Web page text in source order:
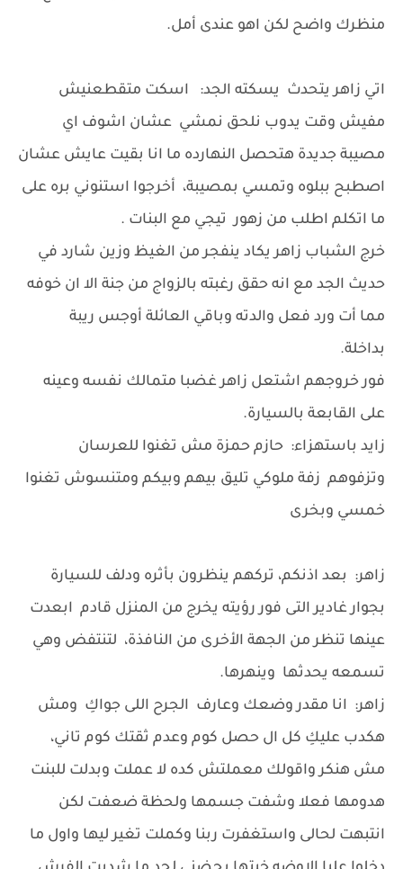
منظرك واضح لكن اهو عندى أمل.
اتي زاهر يتحدث يسكته الجد: اسكت متقطعنيش
مفيش وقت يدوب نلحق نمشي عشان اشوف اي
مصيبة جديدة هتحصل النهارده ما انا بقيت عايش عشان
اصطبح ببلوه وتمسي بمصيبة، أخرجوا استنوني بره على
ما اتكلم اطلب من زهور تيجي مع البنات .
خرج الشباب زاهر يكاد ينفجر من الغيظ وزين شارد في
حديث الجد مع انه حقق رغبته بالزواج من جنة الا ان خوفه
مما أت ورد فعل والدته وباقي العائلة أوجس ريبة
بداخلة.
فور خروجهم اشتعل زاهر غضبا متمالك نفسه وعينه
على القابعة بالسيارة.
زايد باستهزاء: حازم حمزة مش تغنوا للعرسان
وتزفوهم زفة ملوكي تليق بيهم وبيكم ومتنسوش تغنوا
خمسي وبخرى
زاهر: بعد اذنكم، تركهم ينظرون بأثره ودلف للسيارة
بجوار غادير التى فور رؤيته يخرج من المنزل قادم ابعدت
عينها تنظر من الجهة الأخرى من النافذة، لتنتفض وهي
تسمعه يحدثها وينهرها.
زاهر: انا مقدر وضعك وعارف الجرح اللى جواكِ ومش
هكدب عليكِ كل ال حصل كوم وعدم ثقتك كوم تاني،
مش هنكر واقولك معملتش كده لا عملت وبدلت للبنت
هدومها فعلا وشفت جسمها ولحظة ضعفت لكن
انتبهت لحالى واستغفرت ربنا وكملت تغير ليها واول ما